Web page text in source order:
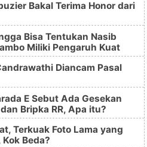
Bakal Terima Honor dari
Bisa Tentukan Nasib
Miliki Pengaruh Kuat
Diancam Pasal
E Sebut Ada Gesekan
Bripka RR, Apa itu?
Terkuak Foto Lama yang
Beda?